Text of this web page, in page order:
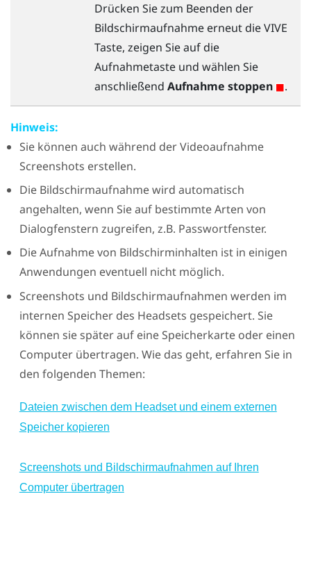
Drücken Sie zum Beenden der
Bildschirmaufnahme erneut dieVIVE
Taste, zeigen Sie auf die
Aufnahmetaste und wählen Sie
anschließend Aufnahme stoppen .
Hinweis:
Sie können auch während der Videoaufnahme
Screenshots erstellen.
Die Bildschirmaufnahme wird automatisch
angehalten, wenn Sie auf bestimmte Arten von
Dialogfenstern zugreifen, z.B. Passwortfenster.
Die Aufnahme von Bildschirminhalten ist in einigen
Anwendungen eventuell nicht möglich.
Screenshots und Bildschirmaufnahmen werden im
internen Speicher des Headsets gespeichert. Sie
können sie später auf eine Speicherkarte oder einen
Computer übertragen. Wie das geht, erfahren Sie in
den folgenden Themen:
Dateien zwischen dem Headset und einem externen
Speicher kopieren
Screenshots und Bildschirmaufnahmen auf Ihren
Computer übertragen